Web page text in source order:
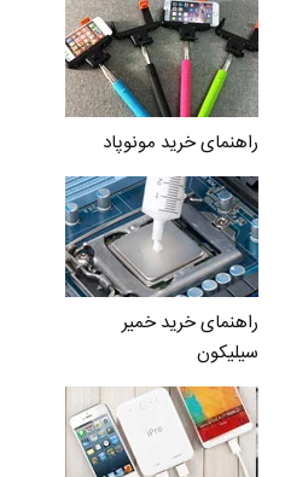
راهنمای خرید مونوپاد
راهنمای خرید خمیر
سیلیکون